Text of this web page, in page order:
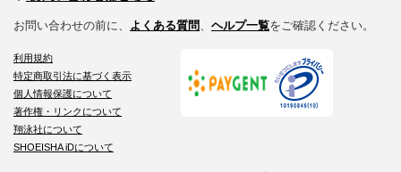
お問い合わせの前に、 よくある質問 ヘルプ一覧をご確認ください。
利用規約
特定商取引法に基づく表示
個人情報保護について
著作権・リンクについて
翔泳社について
SHOEISHA iDについて